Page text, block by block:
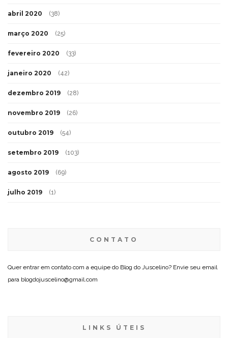
abril 2020 (38)
março 2020 (25)
fevereiro 2020 (33)
janeiro 2020 (42)
dezembro 2019 (28)
novembro 2019 (26)
outubro 2019 (54)
setembro 2019 (103)
agosto 2019 (69)
julho 2019 (1)
CONTATO
Quer entrar em contato com a equipe do Blog do Juscelino? Envie seu email
para blogdojuscelino@gmail.com
LINKS ÚTEIS